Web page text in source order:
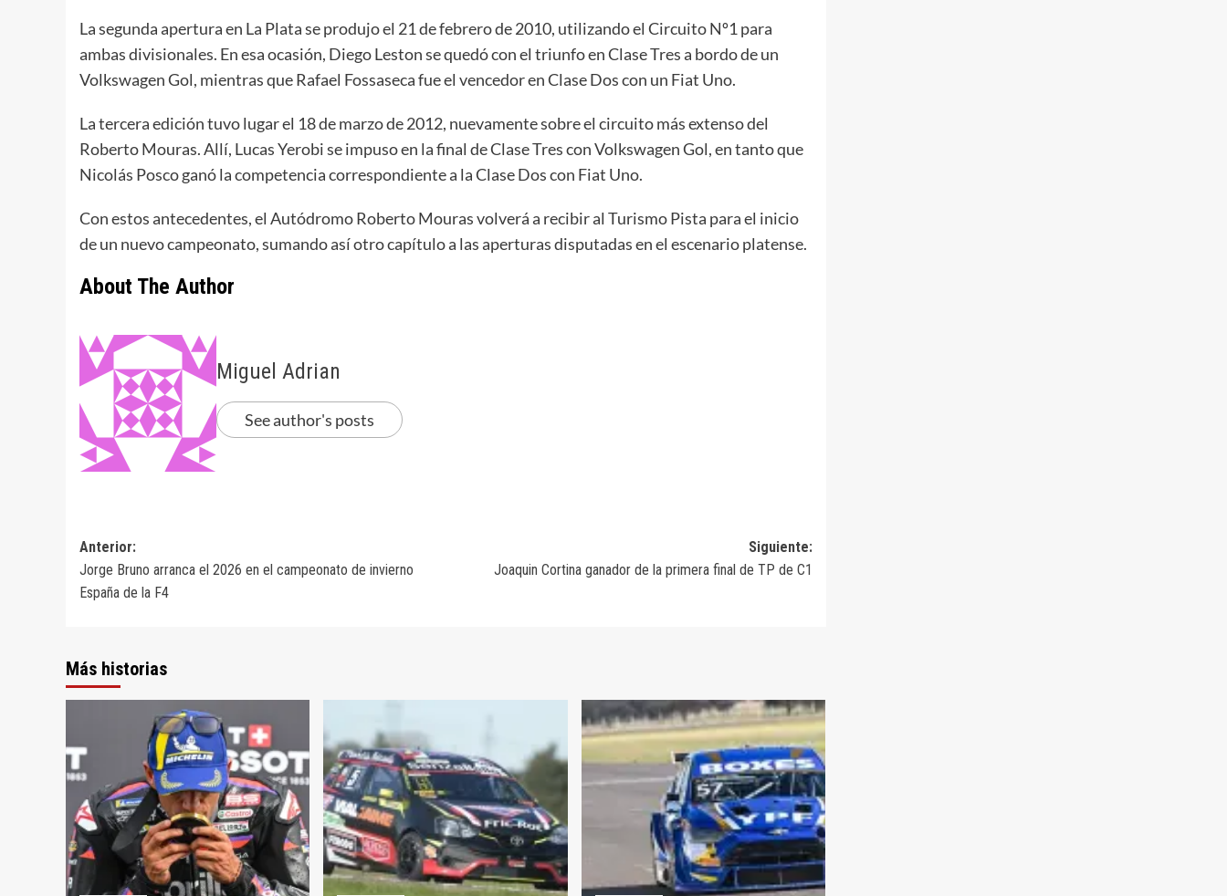
La segunda apertura en La Plata se produjo el 21 de febrero de 2010, utilizando el Circuito Nº1 para
ambas divisionales. En esa ocasión, Diego Leston se quedó con el triunfo en Clase Tres a bordo de un
Volkswagen Gol, mientras que Rafael Fossaseca fue el vencedor en Clase Dos con un Fiat Uno.
La tercera edición tuvo lugar el 18 de marzo de 2012, nuevamente sobre el circuito más extenso del
Roberto Mouras. Allí, Lucas Yerobi se impuso en la final de Clase Tres con Volkswagen Gol, en tanto que
Nicolás Posco ganó la competencia correspondiente a la Clase Dos con Fiat Uno.
Con estos antecedentes, el Autódromo Roberto Mouras volverá a recibir al Turismo Pista para el inicio
de un nuevo campeonato, sumando así otro capítulo a las aperturas disputadas en el escenario platense.
About The Author
Miguel Adrian
See author's posts
Navegación
de
entradas
Anterior:
Jorge Bruno arranca el 2026 en el campeonato de invierno
España de la F4
Siguiente:
Joaquin Cortina ganador de la primera final de TP de C1
Más historias